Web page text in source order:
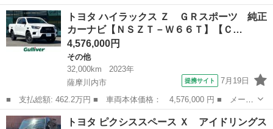
ー名： トヨタ ■ 車種名： カムリ ■ グレード名： Ｇ リアカ
メラ インテリジェントクリアランスソナー ＬＥＤランプ ＶＳ
Ａ ナビＴ...
鹿児島 霧島市 その他
トヨタ ハイラックス Ｚ ＧＲスポーツ 純正
カーナビ【ＮＳＺＴ－Ｗ６６Ｔ】【Ｃ…
4,576,000円
その他
32,000km
2023年
薩摩川内市
提携サイト 7月19日
■ 支払総額: 462.2万円 ■ 車両本体価格： 4,576,000 円 ■ メーカ
ー名： トヨタ ■ 車種名： ハイラックス ■ グレード名： Ｚ
ＧＲスポーツ 純正カーナビ【ＮＳＺＴ－Ｗ６６Ｔ】【ＣＤ ＤＶ
鹿児島 薩摩川内市 その他
トヨタ ピクシススペース Ｘ アイドリングス